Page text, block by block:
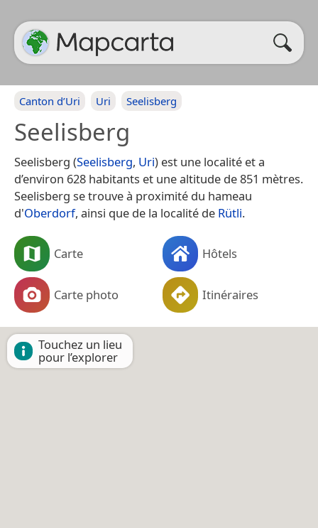
Canton d’Uri Uri Seelisberg
Seelisberg
Seelisberg (Seelisberg, Uri) est une localité et a
d’environ 628 habitants et une altitude de 851 mètres.
Seelisberg se trouve à proximité du hameau
d'Oberdorf, ainsi que de la localité de Rütli.
Carte Hôtels
Carte photo Itinéraires
Touchez un lieu
pour l’explorer